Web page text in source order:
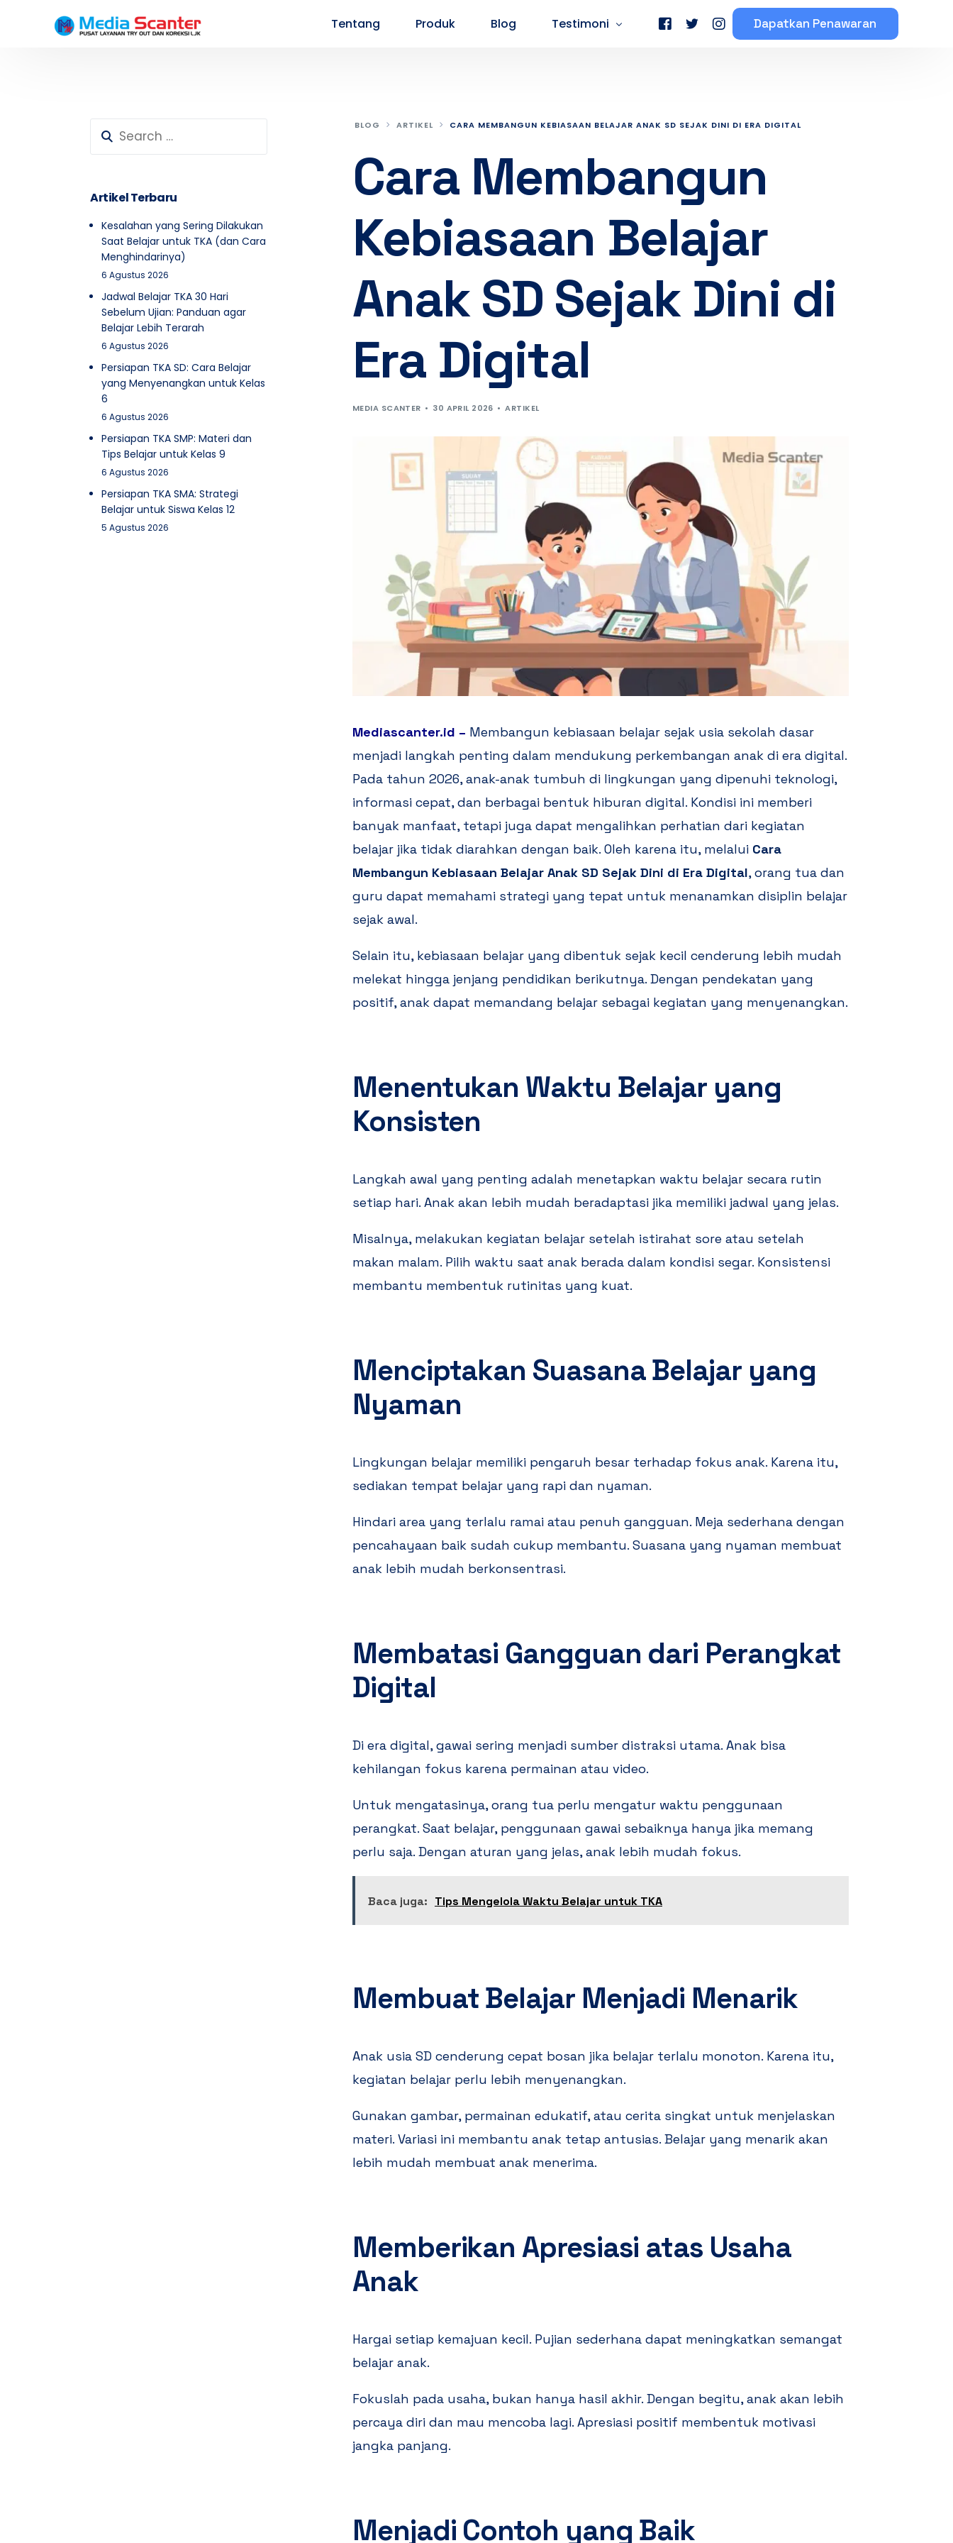
Tentang Produk Blog Testimoni Dapatkan Penawaran
BLOG ARTIKEL CARA MEMBANGUN KEBIASAAN BELAJAR ANAK SD SEJAK DINI DI ERA DIGITAL
Cara Membangun
Kebiasaan Belajar
Anak SD Sejak Dini di
Era Digital
MEDIA SCANTER 30 APRIL 2026 ARTIKEL
Mediascanter.id – Membangun kebiasaan belajar sejak usia sekolah dasar
menjadi langkah penting dalam mendukung perkembangan anak di era digital.
Pada tahun 2026, anak-anak tumbuh di lingkungan yang dipenuhi teknologi,
informasi cepat, dan berbagai bentuk hiburan digital. Kondisi ini memberi
banyak manfaat, tetapi juga dapat mengalihkan perhatian dari kegiatan
belajar jika tidak diarahkan dengan baik. Oleh karena itu, melalui Cara
Membangun Kebiasaan Belajar Anak SD Sejak Dini di Era Digital, orang tua dan
guru dapat memahami strategi yang tepat untuk menanamkan disiplin belajar
sejak awal.
Selain itu, kebiasaan belajar yang dibentuk sejak kecil cenderung lebih mudah
melekat hingga jenjang pendidikan berikutnya. Dengan pendekatan yang
positif, anak dapat memandang belajar sebagai kegiatan yang menyenangkan.
Menentukan Waktu Belajar yang
Konsisten
Langkah awal yang penting adalah menetapkan waktu belajar secara rutin
setiap hari. Anak akan lebih mudah beradaptasi jika memiliki jadwal yang jelas.
Misalnya, melakukan kegiatan belajar setelah istirahat sore atau setelah
makan malam. Pilih waktu saat anak berada dalam kondisi segar. Konsistensi
membantu membentuk rutinitas yang kuat.
Menciptakan Suasana Belajar yang
Nyaman
Lingkungan belajar memiliki pengaruh besar terhadap fokus anak. Karena itu,
sediakan tempat belajar yang rapi dan nyaman.
Hindari area yang terlalu ramai atau penuh gangguan. Meja sederhana dengan
pencahayaan baik sudah cukup membantu. Suasana yang nyaman membuat
anak lebih mudah berkonsentrasi.
Membatasi Gangguan dari Perangkat
Digital
Di era digital, gawai sering menjadi sumber distraksi utama. Anak bisa
kehilangan fokus karena permainan atau video.
Untuk mengatasinya, orang tua perlu mengatur waktu penggunaan
perangkat. Saat belajar, penggunaan gawai sebaiknya hanya jika memang
perlu saja. Dengan aturan yang jelas, anak lebih mudah fokus.
Baca juga: Tips Mengelola Waktu Belajar untuk TKA
Membuat Belajar Menjadi Menarik
Anak usia SD cenderung cepat bosan jika belajar terlalu monoton. Karena itu,
kegiatan belajar perlu lebih menyenangkan.
Gunakan gambar, permainan edukatif, atau cerita singkat untuk menjelaskan
materi. Variasi ini membantu anak tetap antusias. Belajar yang menarik akan
lebih mudah membuat anak menerima.
Memberikan Apresiasi atas Usaha
Anak
Hargai setiap kemajuan kecil. Pujian sederhana dapat meningkatkan semangat
belajar anak.
Fokuslah pada usaha, bukan hanya hasil akhir. Dengan begitu, anak akan lebih
percaya diri dan mau mencoba lagi. Apresiasi positif membentuk motivasi
jangka panjang.
Menjadi Contoh yang Baik
Artikel Terbaru
Kesalahan yang Sering Dilakukan
Saat Belajar untuk TKA (dan Cara
Menghindarinya)
6 Agustus 2026
Jadwal Belajar TKA 30 Hari
Sebelum Ujian: Panduan agar
Belajar Lebih Terarah
6 Agustus 2026
Persiapan TKA SD: Cara Belajar
yang Menyenangkan untuk Kelas
6
6 Agustus 2026
Persiapan TKA SMP: Materi dan
Tips Belajar untuk Kelas 9
6 Agustus 2026
Persiapan TKA SMA: Strategi
Belajar untuk Siswa Kelas 12
5 Agustus 2026